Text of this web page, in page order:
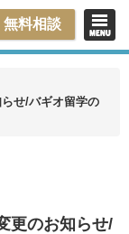
無料相談
せ/バギオ留学の
更のお知らせ/